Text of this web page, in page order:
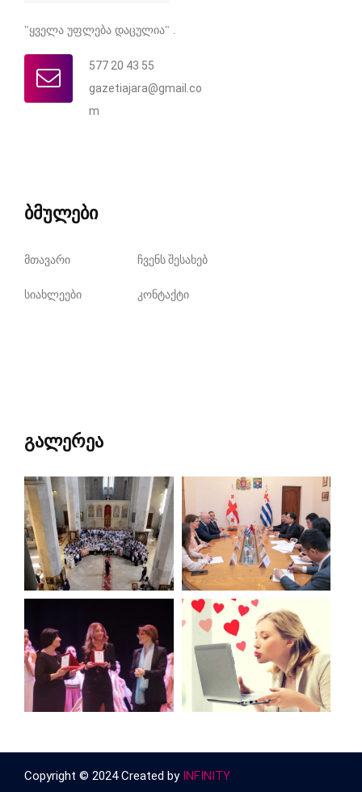
"ყველა უფლება დაცულია" .
577 20 43 55
gazetiajara@gmail.co
m
ბმულები
მთავარი ჩვენს შესახებ
სიახლეები კონტაქტი
გალერეა
Copyright © 2024 Created by INFINITY